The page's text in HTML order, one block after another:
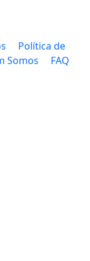
Política de
Somos FAQ